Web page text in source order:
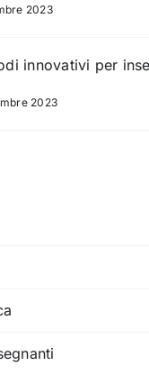
2023
innovativi per
2023